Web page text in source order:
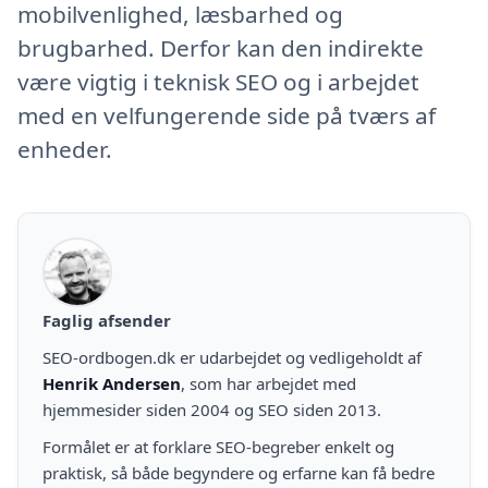
mobilvenlighed, læsbarhed og
brugbarhed. Derfor kan den indirekte
være vigtig i teknisk SEO og i arbejdet
med en velfungerende side på tværs af
enheder.
Faglig afsender
SEO-ordbogen.dk er udarbejdet og vedligeholdt af
Henrik Andersen, som har arbejdet med
hjemmesider siden 2004 og SEO siden 2013.
Formålet er at forklare SEO-begreber enkelt og
praktisk, så både begyndere og erfarne kan få bedre